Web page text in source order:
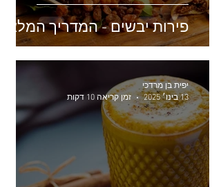
פירות יבשים - המדריך המלא
יפית בן מרדכי
13 בינו׳ 2025
זמן קריאה 10 דקות